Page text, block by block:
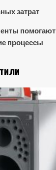
затрат
помогают
процессы